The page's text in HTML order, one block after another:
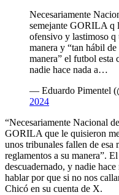
Necesariamente
semejante GORILA q
ofensivo y lastimoso q
manera y “tan hábil
manera” el futbol esta
nadie hace nada a…
— Eduardo Pimentel
2024
“Necesariamente Nacional
GORILA que le quisieron
unos tribunales fallen de esa
reglamentos a su manera”.
descuadernado, y nadie
hablar por que si no nos
Chicó en su cuenta de X.